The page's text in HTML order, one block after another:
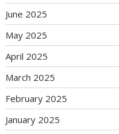
June 2025
May 2025
April 2025
March 2025
February 2025
January 2025